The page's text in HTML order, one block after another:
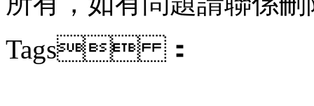
Tags ：